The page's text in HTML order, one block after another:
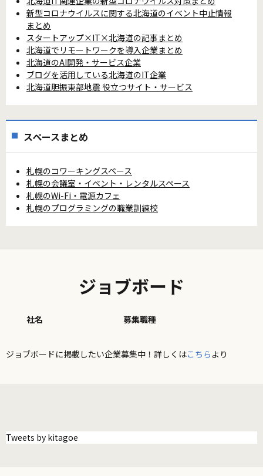
新型コロナウイルスに関する北海道のイベント中止情報
まとめ
スタートアップ×IT×北海道の記事まとめ
北海道でリモートワークを導入企業まとめ
北海道のAI開発・サービス企業
ブログを活用している北海道のIT企業
北海道胆振東部地震 役立つサイト・サービス
スペースまとめ
札幌のコワーキングスペース
札幌の会議室・イベント・レンタルスペース
札幌のWi-Fi・電源カフェ
札幌のプログラミングの職業訓練校
ジョブボード
社名 募集職種
ジョブボードに掲載したい企業募集中！詳しくはこちら より
Tweets by kitagoe